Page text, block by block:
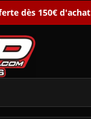
dès 150€ d'achat